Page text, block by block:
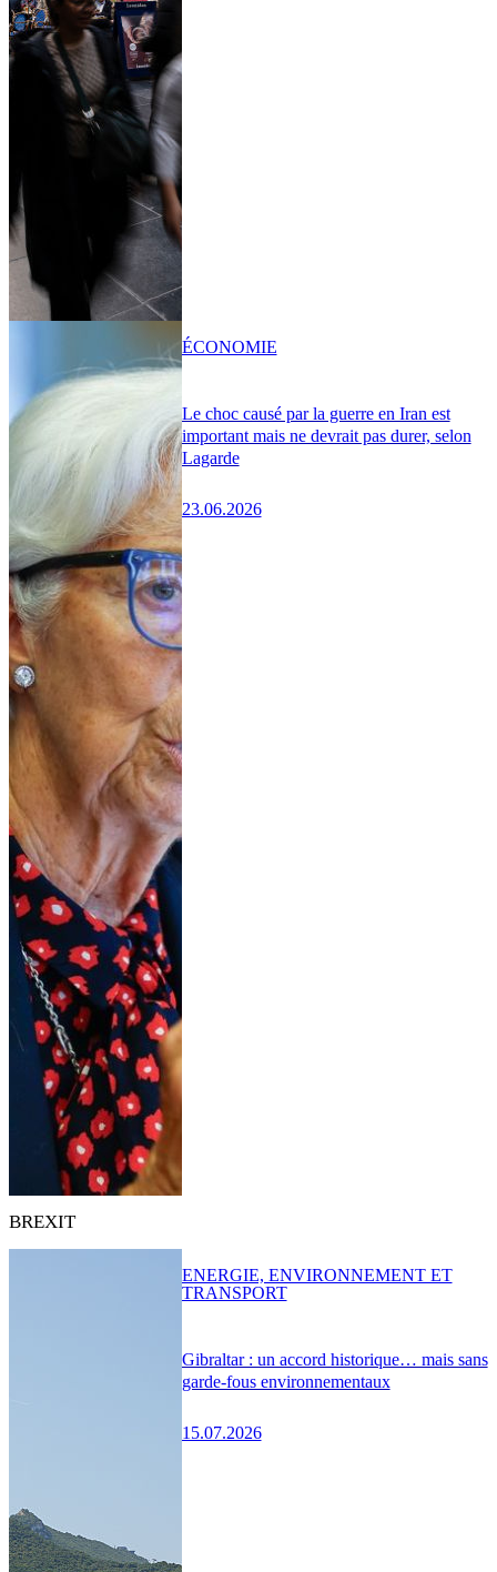
Le choc causé par la guerre en Iran est
important mais ne devrait pas durer, selon
Lagarde
23.06.2026
ÉCONOMIE
BREXIT
Gibraltar : un accord historique… mais sans
garde-fous environnementaux
15.07.2026
ENERGIE, ENVIRONNEMENT ET
TRANSPORT